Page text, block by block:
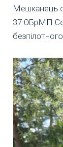
Мешканець
37 ОБрМП